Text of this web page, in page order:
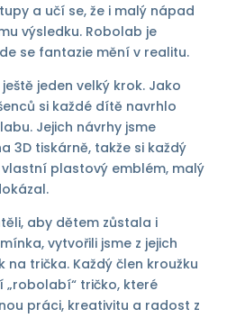
a učí se, že i malý nápad
výsledku. Robolab je
se fantazie mění v realitu.
jeden velký krok. Jako
si každé dítě navrhlo
Jejich návrhy jsme
3D tiskárně, takže si každý
plastový emblém, malý
aby dětem zůstala i
vytvořili jsme z jejich
na trička. Každý člen kroužku
„robolabí“ tričko, které
práci, kreativitu a radost z